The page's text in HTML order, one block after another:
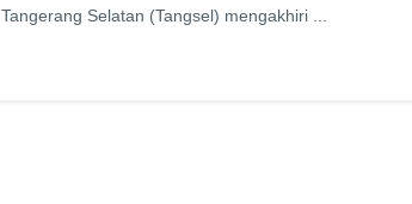
Tangerang Selatan (Tangsel) mengakhiri ...